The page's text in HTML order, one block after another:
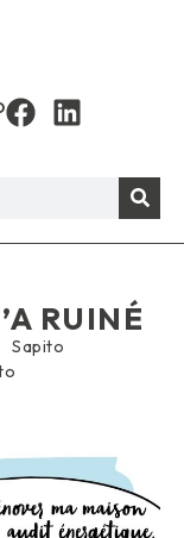
RUINÉ
Sapito